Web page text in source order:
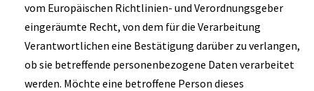
vom Europäischen Richtlinien- und Verordnungsgeber
eingeräumte Recht, von dem für die Verarbeitung
Verantwortlichen eine Bestätigung darüber zu verlangen,
ob sie betreffende personenbezogene Daten verarbeitet
werden. Möchte eine betroffene Person dieses